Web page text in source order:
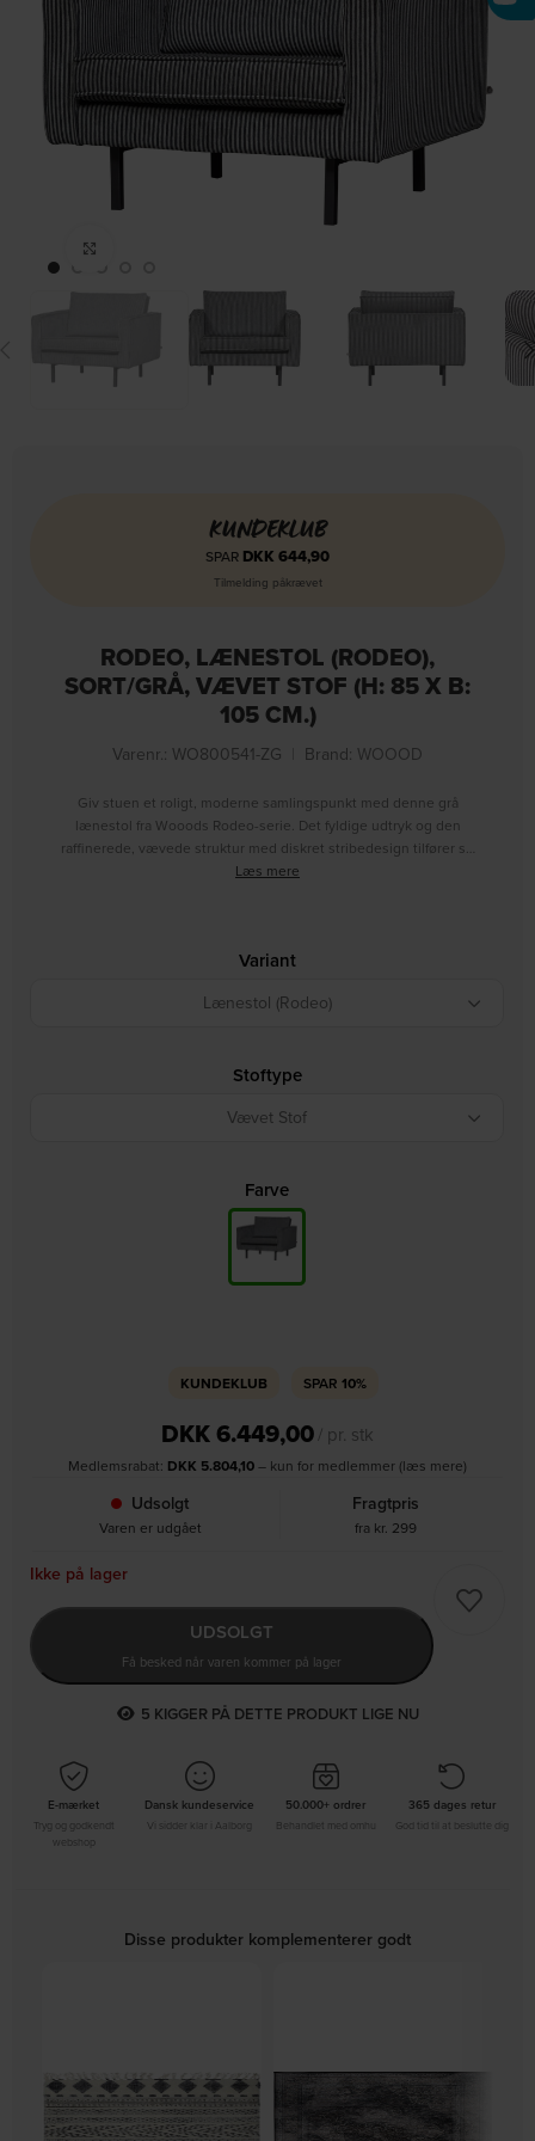
KUNDEKLUB
SPAR DKK 644,90
Tilmelding påkrævet
RODEO, LÆNESTOL (RODEO),
SORT/GRÅ, VÆVET STOF (H: 85 X B:
105 CM.)
Varenr.: WO800541-ZG Brand: WOOOD
Giv stuen et roligt, moderne samlingspunkt med denne grå
lænestol fra Wooods Rodeo-serie. Det fyldige udtryk og den
raffinerede, vævede struktur med diskret stribedesign tilfører s…
Læs mere
Variant
Lænestol (Rodeo)
Stoftype
Vævet Stof
Farve
KUNDEKLUB SPAR 10%
DKK6.449,00/ pr. stk
Medlemsrabat: DKK 5.804,10– kun for medlemmer (læs mere)
Udsolgt
Varen er udgået
Fragtpris
fra kr. 299
Ikke på lager
UDSOLGT
Få besked når varen kommer på lager
5 KIGGER PÅ DETTE PRODUKT LIGE NU
E-mærket
Tryg og godkendt
Dansk kundeservice
Vi sidder klar i Aalborg
50.000+ ordrer
Behandlet med omhu
365 dages retur
God tid til at beslutte dig
Disse produkter komplementerer godt